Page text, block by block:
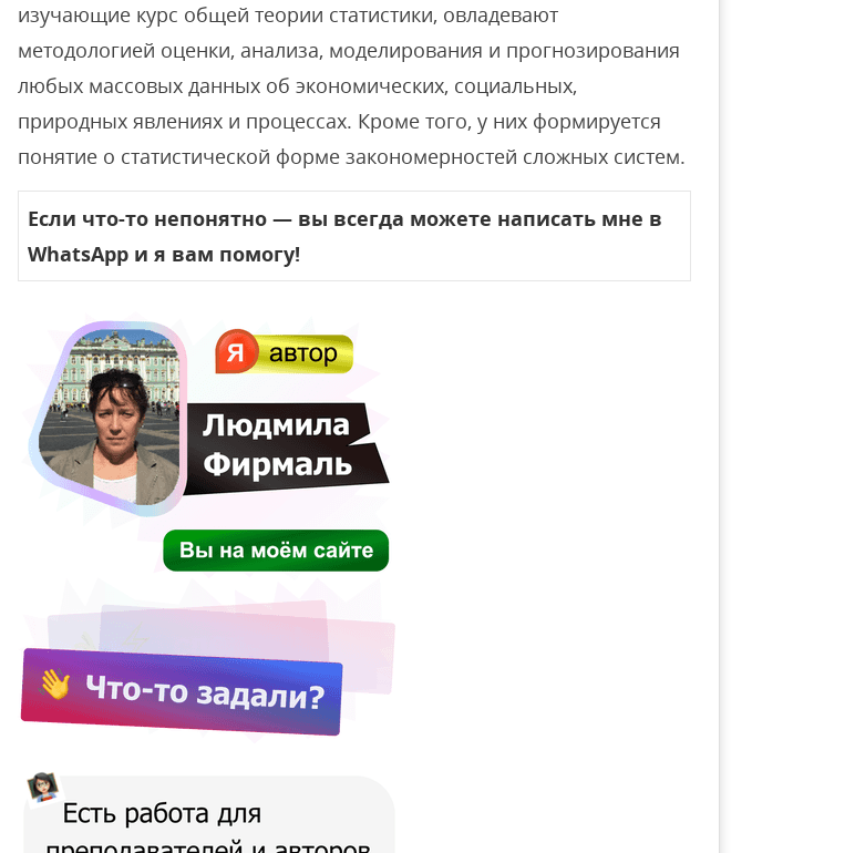
изучающие курс общей теории статистики, овладевают
методологией оценки, анализа, моделирования и прогнозирования
любых массовых данных об экономических, социальных,
природных явлениях и процессах. Кроме того, у них формируется
понятие о статистической форме закономерностей сложных систем.
Если что-то непонятно — вы всегда можете написать мне в
WhatsApp и я вам помогу!